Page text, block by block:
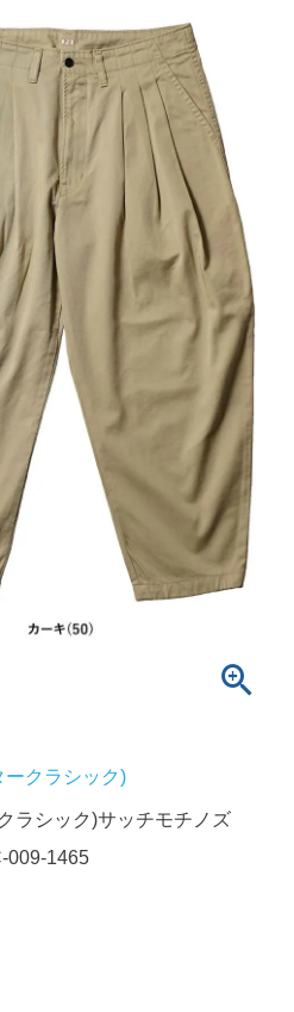
ークラシック)
ラシック)サッチモチノズ
009-1465